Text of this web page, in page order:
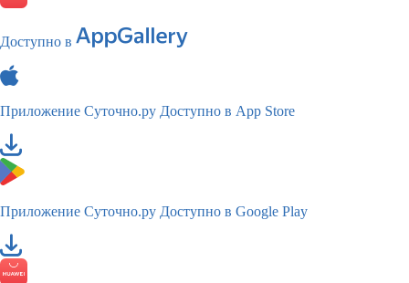
Доступно в
Приложение Суточно.ру Доступно в App Store
Приложение Суточно.ру Доступно в Google Play